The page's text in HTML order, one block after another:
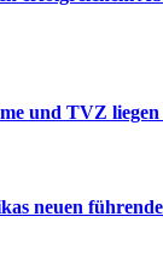
und TVZ
neuen